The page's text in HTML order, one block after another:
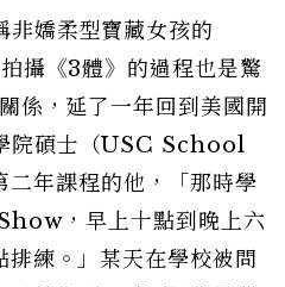
非嬌柔型寶藏女孩的
攝《3體》的過程也是驚
係，延了一年回到美國開
院碩士（USC School
年課程的他，「那時學
，早上十點到晚上六
排練。」某天在學校被問